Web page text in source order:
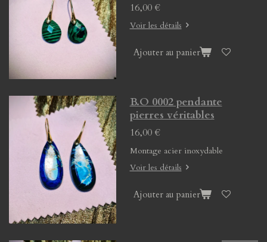
16,00 €
Voir les détails
Ajouter au panier
B.O 0002 pendante
pierres véritables
16,00 €
Montage acier inoxydable
Voir les détails
Ajouter au panier